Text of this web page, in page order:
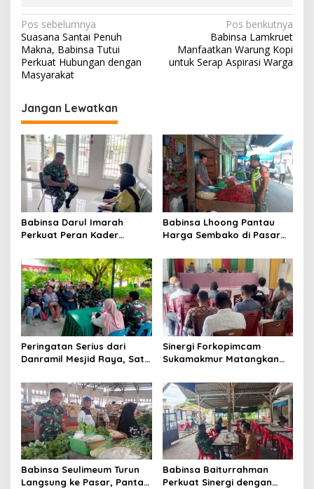
N
a
v
g
a
s
i
p
o
s
Pos sebelumnya
Suasana Santai Penuh
Makna, Babinsa Tutui
Perkuat Hubungan dengan
Masyarakat
Pos berikutnya
Babinsa Lamkruet
Manfaatkan Warung Kopi
untuk Serap Aspirasi Warga
Jangan Lewatkan
Babinsa Darul Imarah
Perkuat Peran Kader
Mendukung Program Gizi
Anak
Babinsa Lhoong Pantau
Harga Sembako di Pasar
Perkembangannya
Peringatan Serius dari
Danramil Mesjid Raya, Satu
Diri, Keluarga, hingga
Satuan
Sinergi Forkopimcam
Sukamakmur Matangkan
Semangat Kebersamaan
Jadi Kunci Sukses
Babinsa Seulimeum Turun
Langsung ke Pasar, Pantau
Babinsa Baiturrahman
Perkuat Sinergi dengan